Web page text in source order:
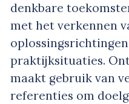
denkbare
met het verkennen
praktijksituaties.
maakt gebruik van
referenties om